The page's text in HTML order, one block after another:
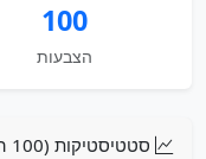
100
הצבעות
סטטיסטיקות (100 הצבעות אחרונות)